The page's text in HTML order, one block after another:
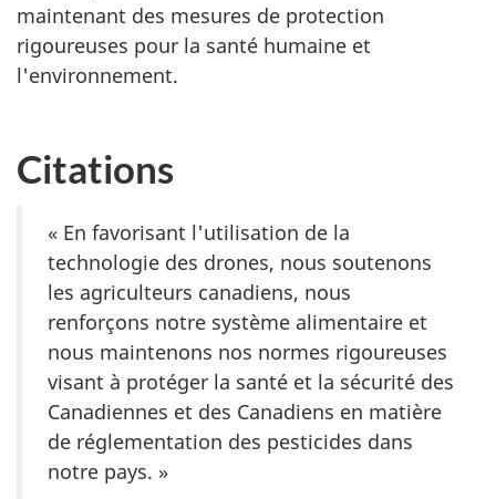
maintenant des mesures de protection
rigoureuses pour la santé humaine et
l'environnement.
Citations
« En favorisant l'utilisation de la
technologie des drones, nous soutenons
les agriculteurs canadiens, nous
renforçons notre système alimentaire et
nous maintenons nos normes rigoureuses
visant à protéger la santé et la sécurité des
Canadiennes et des Canadiens en matière
de réglementation des pesticides dans
notre pays. »